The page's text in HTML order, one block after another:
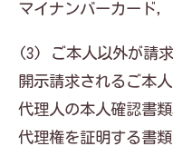
マイナンバーカード
(3) ご本人以外が請
開示請求されるご本
代理人の本人確認書類
代理権を証明する書類